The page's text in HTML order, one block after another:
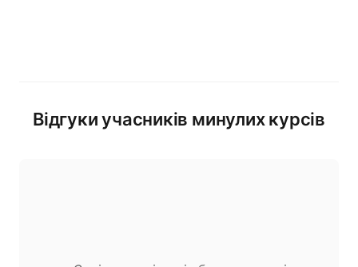
Відгуки учасників минулих курсів